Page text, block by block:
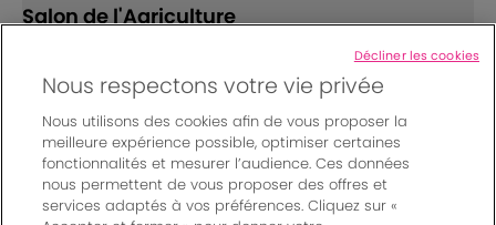
Salon de l'Agriculture
Suivez-nous
Nous respectons votre vie privée
Nous utilisons des cookies afin de vous proposer la
meilleure expérience possible, optimiser certaines
fonctionnalités et mesurer l’audience. Ces données
nous permettent de vous proposer des offres et
services adaptés à vos préférences. Cliquez sur «
Décliner les cookies